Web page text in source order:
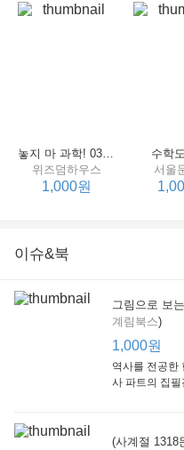
Little,
놓지 마 과학! 03 : 정신이 공룡에 정신 놓다
위즈덤하우스
1,000원
수학
서울
이슈&북
그림으로 보
계림북스)
1,000원
역사를 전공한
사 파트의 집
(사계절 1318